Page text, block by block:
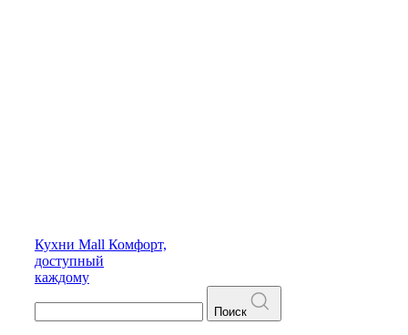
Кухни Mall Комфорт,
доступный
каждому
Поиск